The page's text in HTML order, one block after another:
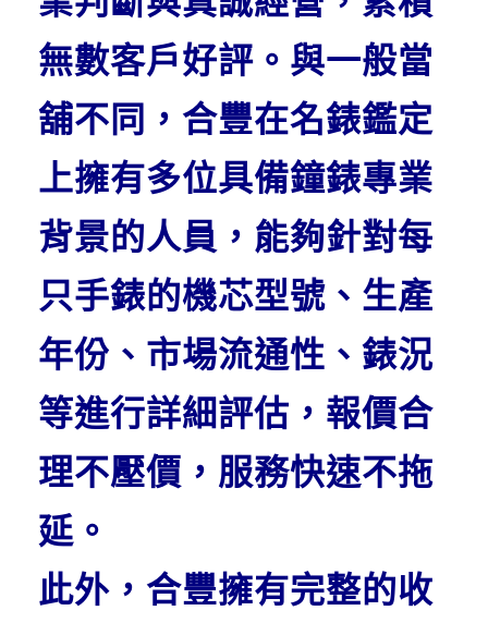
無數客戶好評。與一般當
舖不同，合豐在名錶鑑定
上擁有多位具備鐘錶專業
背景的人員，能夠針對每
只手錶的機芯型號、生產
年份、市場流通性、錶況
等進行詳細評估，報價合
理不壓價，服務快速不拖
延。
此外，合豐擁有完整的收